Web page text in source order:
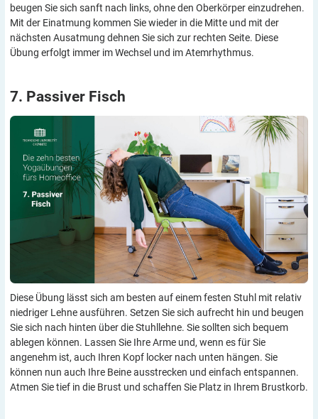
beugen Sie sich sanft nach links, ohne den Oberkörper einzudrehen.
Mit der Einatmung kommen Sie wieder in die Mitte und mit der
nächsten Ausatmung dehnen Sie sich zur rechten Seite. Diese
Übung erfolgt immer im Wechsel und im Atemrhythmus.
7. Passiver Fisch
Diese Übung lässt sich am besten auf einem festen Stuhl mit relativ
niedriger Lehne ausführen. Setzen Sie sich aufrecht hin und beugen
Sie sich nach hinten über die Stuhllehne. Sie sollten sich bequem
ablegen können. Lassen Sie Ihre Arme und, wenn es für Sie
angenehm ist, auch Ihren Kopf locker nach unten hängen. Sie
können nun auch Ihre Beine ausstrecken und einfach entspannen.
Atmen Sie tief in die Brust und schaffen Sie Platz in Ihrem Brustkorb.